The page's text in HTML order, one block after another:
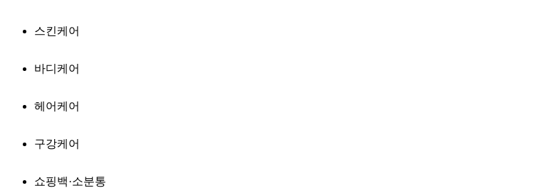
스킨케어
바디케어
헤어케어
구강케어
쇼핑백·소분통